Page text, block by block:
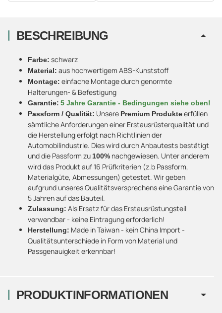
PRODUKTINFORMATIONEN
BESCHREIBUNG
Farbe: schwarz
Material: aus hochwertigem ABS-Kunststoff
Montage: einfache Montage durch genormte
Halterungen- & Befestigung
Garantie: 5 Jahre Garantie - Bedingungen siehe oben!
Passform / Qualität: Unsere Premium Produkteerfüllen
sämtliche Anforderungen einer Erstausrüsterqualität und
die Herstellung erfolgt nach Richtlinien der
Automobilindustrie. Dies wird durch Anbautests bestätigt
und die Passform zu 100% nachgewiesen. Unter anderem
wird das Produkt auf 16 Prüfkriterien (z.b Passform,
Materialgüte, Abmessungen) getestet. Wir geben
aufgrund unseres Qualitätsversprechens eine Garantie von
5 Jahren auf das Bauteil.
Zulassung: Als Ersatz für das Erstausrüstungsteil
verwendbar - keine Eintragung erforderlich!
Herstellung: Made in Taiwan - kein China Import -
Qualitätsunterschiede in Form von Material und
Passgenauigkeit erkennbar!